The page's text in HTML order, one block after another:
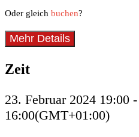
Oder gleich buchen?
Mehr Details
Zeit
23. Februar 2024 19:00 -
16:00(GMT+01:00)